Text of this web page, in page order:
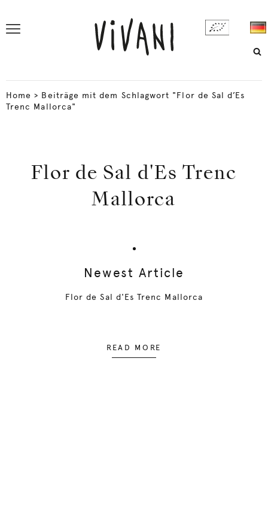
Home > Beiträge mit dem Schlagwort "Flor de Sal d’Es
Trenc Mallorca"
Flor de Sal d'Es Trenc
Mallorca
Newest Article
Flor de Sal d'Es Trenc Mallorca
READ MORE